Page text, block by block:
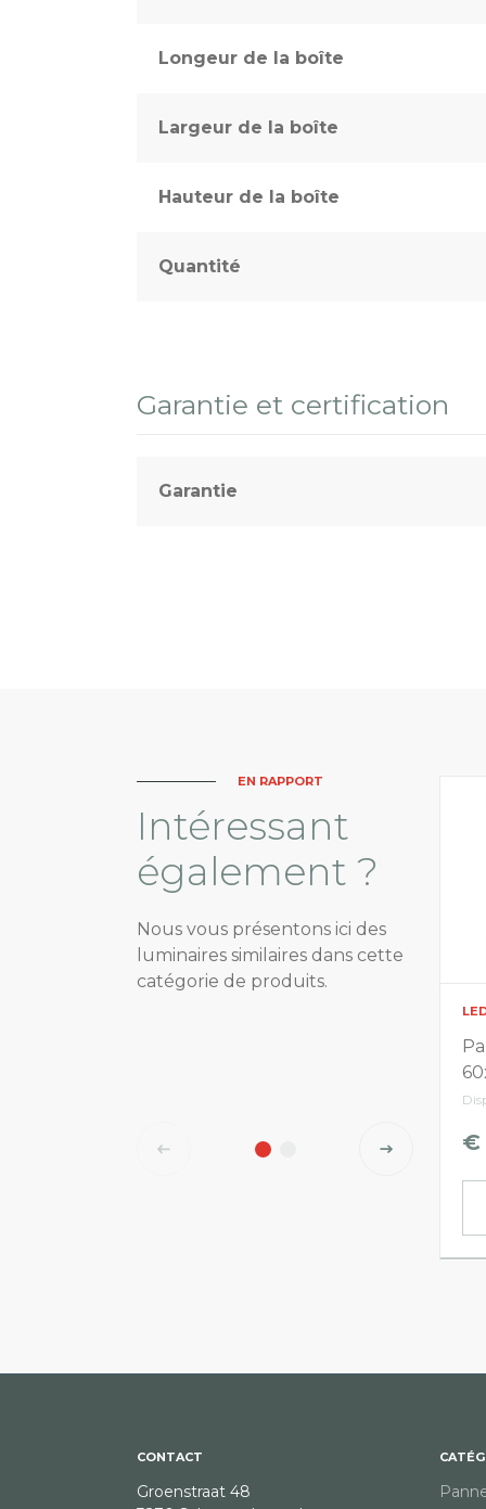
Longeur de la boîte
Largeur de la boîte
Hauteur de la boîte
Quantité
Garantie et certification
Garantie
EN RAPPORT
Intéressant
également ?
Nous vous présentons ici des
luminaires similaires dans cette
catégorie de produits.
€
CONTACT
Groenstraat 48